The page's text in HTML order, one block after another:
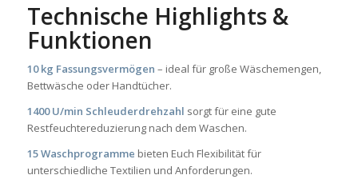
Technische Highlights &
Funktionen
10 kg Fassungsvermögen – ideal für große Wäschemengen,
Bettwäsche oder Handtücher.
1400 U/min Schleuderdrehzahl sorgt für eine gute
Restfeuchtereduzierung nach dem Waschen.
15 Waschprogramme bieten Euch Flexibilität für
unterschiedliche Textilien und Anforderungen.